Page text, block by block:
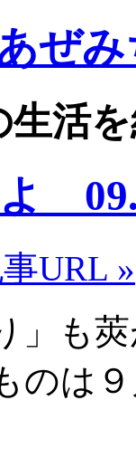
ぜみ
生活
URL »
」も
のは